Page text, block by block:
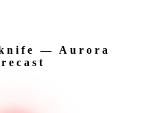
— Aurora